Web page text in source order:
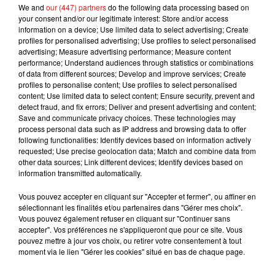
nouveautés cette année : le Bateau Pirate et la Pieuvre pour
toute la famille,la Méga King Tower (plus haut manège
mobile d'Europe) avec ses 80 mètres de hauteur et 10
secondes de chute libre, et également le retour de la
Grande Roue. L’éternel Train Fantôme, les indémodables
auto-tamponneuses sont toujours de la partie, le Tornado
sont prêts pour des sensations fortes... Quant au Banzaï
peur et rigolade sont garanties !
Musique
3 août 2026
Fred again.. et Latin Mafia dévoilent enfin
leur mixtape créée en...
We and our (447) partnersdo the following data processing based on
your consent and/or our legitimate interest: Store and/or access
information on a device; Use limited data to select advertising; Create
profiles for personalised advertising; Use profiles to select personalised
advertising; Measure advertising performance; Measure content
performance; Understand audiences through statistics or combinations
of data from different sources; Develop and improve services; Create
profiles to personalise content; Use profiles to select personalised
content; Use limited data to select content; Ensure security, prevent and
detect fraud, and fix errors; Deliver and present advertising and content;
Save and communicate privacy choices. These technologies may
process personal data such as IP address and browsing data to offer
following functionalities: Identify devices based on information actively
requested; Use precise geolocation data; Match and combine data from
other data sources; Link different devices; Identify devices based on
information transmitted automatically.
Vous pouvez accepter en cliquant sur "Accepter et fermer", ou affiner en
sélectionnant les finalités et/ou partenaires dans "Gérer mes choix".
Vous pouvez également refuser en cliquant sur "Continuer sans
accepter". Vos préférences ne s'appliqueront que pour ce site. Vous
pouvez mettre à jour vos choix, ou retirer votre consentement à tout
moment via le lien "Gérer les cookies" situé en bas de chaque page.